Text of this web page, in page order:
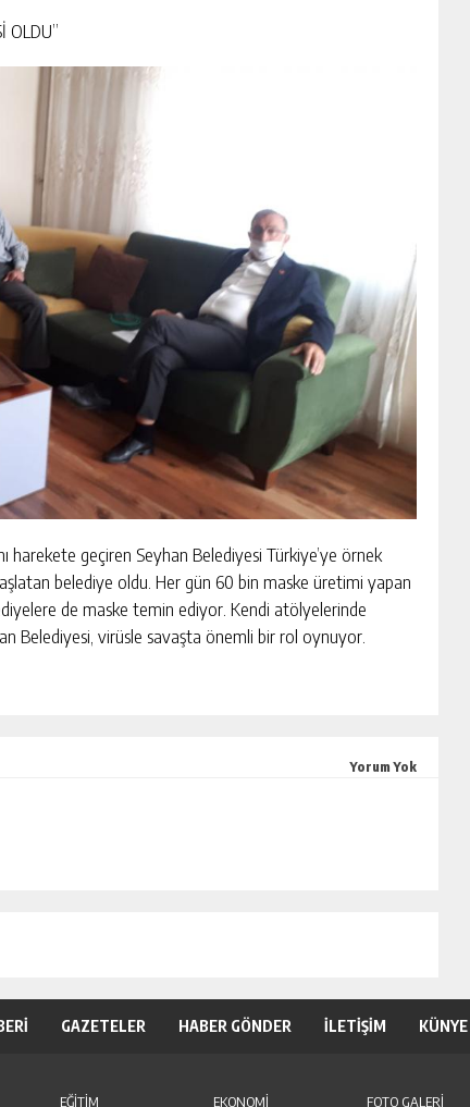
OLDU”
harekete geçiren Seyhan Belediyesi Türkiye’ye örnek
belediye oldu. Her gün 60 bin maske üretimi yapan
de maske temin ediyor. Kendi atölyelerinde
Belediyesi, virüsle savaşta önemli bir rol oynuyor.
Yorum Yok
GAZETELER HABER GÖNDER İLETİŞİM KÜNYE
EĞİTİM EKONOMİ FOTO GALERİ